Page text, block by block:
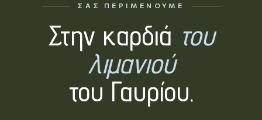
ΣΑΣ ΠΕΡΙΜΈΝΟΥΜΕ
Στην καρδιά του
λιμανιού
του Γαυρίου.